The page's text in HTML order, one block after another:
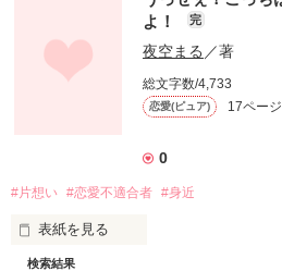
よ！
完
夜空まる ／著
総文字数/4,733
恋愛(ピュア) 17ページ
0
#片想い #恋愛不適合者 #身近
表紙を見る
検索結果